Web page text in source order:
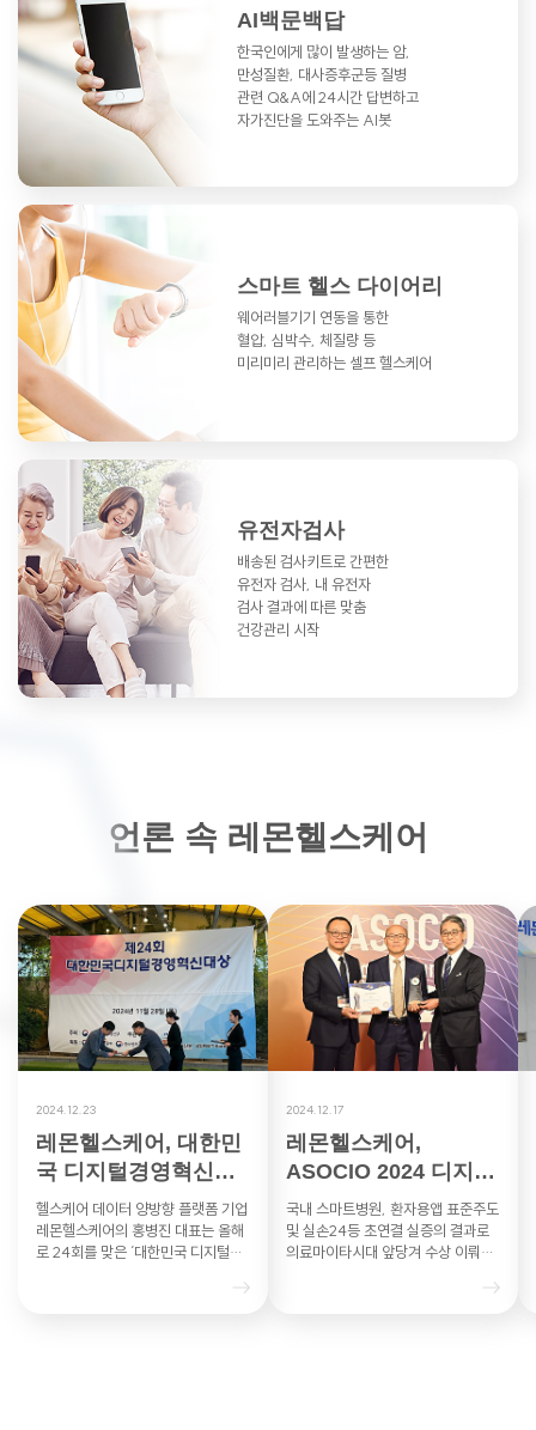
AI백문백답
한국인에게 많이 발생하는 암,
만성질환, 대사증후군등 질병
관련 Q&A에24시간 답변하고
자가진단을 도와주는 AI봇
스마트 헬스 다이어리
웨어러블기기 연동을 통한
혈압, 심박수, 체질량 등
미리미리 관리하는 셀프 헬스케어
유전자검사
배송된 검사키트로 간편한
유전자 검사, 내 유전자
검사 결과에 따른 맞춤
건강관리 시작
언론 속 레몬헬스케어
2024.12.23
레몬헬스케어, 대한민
국 디지털경영혁신대
상 과기부 장관상
헬스케어 데이터 양방향 플랫폼 기업
레몬헬스케어의 홍병진 대표는 올해
로 24회를 맞은 ‘대한민국 디지털경
2024.12.17
레몬헬스케어,
ASOCIO 2024 디지털
헬스케어DX부문 혁신
상 수상 영…
국내 스마트병원, 환자용앱 표준주도
및 실손24등 초연결 실증의 결과로
의료마이타시대 앞당겨 수상 이뤄내